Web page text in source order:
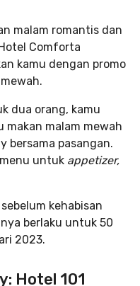
malam romantis dan
Comforta
kamu dengan promo
dua orang, kamu
makan malam mewah
bersama pasangan.
untuk appetizer,
kehabisan
berlaku untuk 50
2023.
Hotel 101